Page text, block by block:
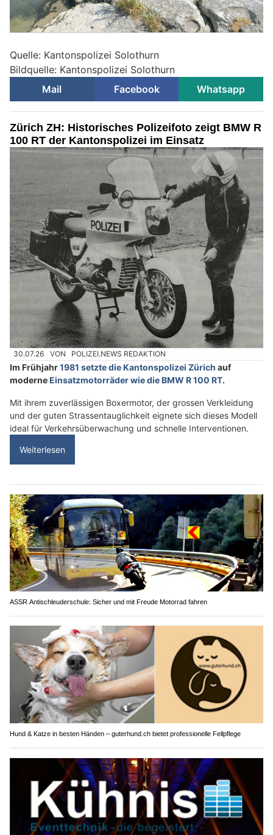
Quelle: Kantonspolizei Solothurn
Bildquelle: Kantonspolizei Solothurn
Mail
Facebook Whatsapp
Zürich ZH: Historisches Polizeifoto zeigt BMW R
100 RT der Kantonspolizei im Einsatz
30.07.26 VON POLIZEI.NEWS REDAKTION
Im Frühjahr1981 setzte die Kantonspolizei Zürich auf
moderneEinsatzmotorräder wie die BMW R 100 RT.
Mit ihrem zuverlässigen Boxermotor, der grossen Verkleidung
und der guten Strassentauglichkeit eignete sich dieses Modell
ideal für Verkehrsüberwachung und schnelle Interventionen.
Weiterlesen
ASSR Antischleuderschule: Sicher und mit Freude Motorrad fahren
Hund & Katze in besten Händen – guterhund.ch bietet professionelle Fellpflege